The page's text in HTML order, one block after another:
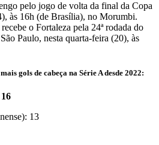
pelo jogo de volta da final da Copa
às 16h (de Brasília), no Morumbi.
o Fortaleza pela 24ª rodada do
Paulo, nesta quarta-feira (20), às
gols de cabeça na Série A desde 2022:
13